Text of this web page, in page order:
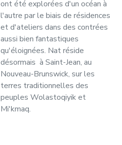
ont été explorées d'un océan à
l'autre par le biais de résidences
et d'ateliers dans des contrées
aussi bien fantastiques
qu'éloignées. Nat réside
désormais à Saint-Jean, au
Nouveau-Brunswick, sur les
terres traditionnelles des
peuples Wolastoqiyik et
Mi'kmaq.